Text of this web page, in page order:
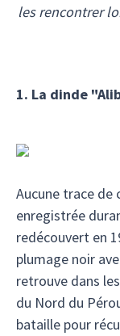
les rencontrer
1. La dinde
Aucune trace de
enregistrée
redécouvert en
plumage noir
retrouve dans
du Nord du
bataille pour